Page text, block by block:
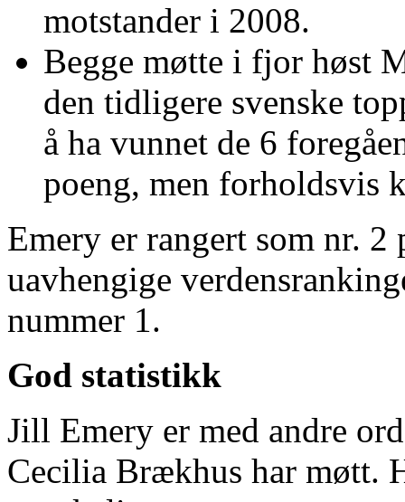
motstander i 2008.
Begge møtte i fjor høst
den tidligere svenske
å ha vunnet de 6
poeng, men forholdsvis
Emery er rangert som nr. 2
uavhengige
nummer 1.
God statistikk
Jill Emery er med andre
Cecilia Brækhus har møtt.